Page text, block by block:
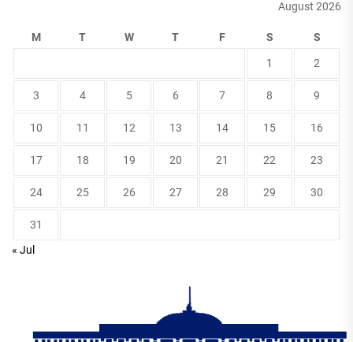
August 2026
M T W T F S S
1 2
3 4 5 6 7 8 9
10 11 12 13 14 15 16
17 18 19 20 21 22 23
24 25 26 27 28 29 30
31
« Jul